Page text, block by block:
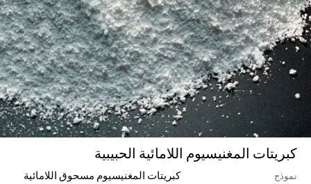
كبريتات المغنيسيوم اللامائية الحبيبية
نموذج كبريتات المغنيسيوم مسحوق اللامائية